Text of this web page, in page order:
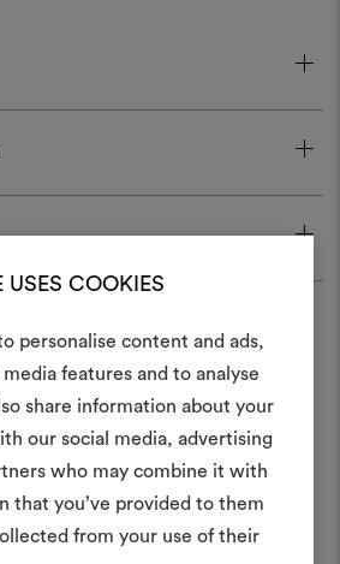
USES COOKIES
personalise content and ads,
features and to analyse
share information about your
our social media, advertising
who may combine it with
that you’ve provided to them
from your use of their
Ein
erstellen
Ein interaktives Tool, mit
Ideen zum Leben
anderen teilen können,